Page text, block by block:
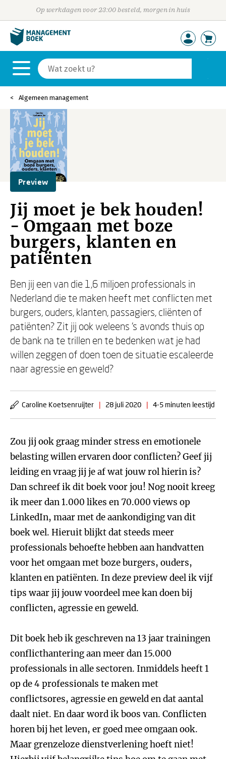
Op werkdagen voor 23:00 besteld, morgen in huis
Algemeen management
Preview
Jij moet je bek houden!
- Omgaan met boze
burgers, klanten en
patiënten
Ben jij een van die 1,6 miljoen professionals in
Nederland die te maken heeft met conflicten met
burgers, ouders, klanten, passagiers, cliënten of
patiënten? Zit jij ook weleens ’s avonds thuis op
de bank na te trillen en te bedenken wat je had
willen zeggen of doen toen de situatie escaleerde
naar agressie en geweld?
Caroline Koetsenruijter | 28 juli 2020 | 4-5 minuten leestijd
Zou jij ook graag minder stress en emotionele
belasting willen ervaren door conflicten? Geef jij
leiding en vraag jij je af wat jouw rol hierin is?
Dan schreef ik dit boek voor jou! Nog nooit kreeg
ik meer dan 1.000 likes en 70.000 views op
LinkedIn, maar met de aankondiging van dit
boek wel. Hieruit blijkt dat steeds meer
professionals behoefte hebben aan handvatten
voor het omgaan met boze burgers, ouders,
klanten en patiënten. In deze preview deel ik vijf
tips waar jij jouw voordeel mee kan doen bij
conflicten, agressie en geweld.
Dit boek heb ik geschreven na 13 jaar trainingen
conflicthantering aan meer dan 15.000
professionals in alle sectoren. Inmiddels heeft 1
op de 4 professionals te maken met
conflictsores, agressie en geweld en dat aantal
daalt niet. En daar word ik boos van. Conflicten
horen bij het leven, er goed mee omgaan ook.
Maar grenzeloze dienstverlening hoeft niet!